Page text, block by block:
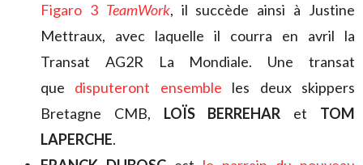
Figaro 3 TeamWork, il succède ainsi à Justine
Mettraux, avec laquelle il courra en avril la
Transat AG2R La Mondiale. Une transat
que disputeront ensemble les deux skippers
Bretagne CMB, LOÏS BERREHAR et TOM
LAPERCHE.